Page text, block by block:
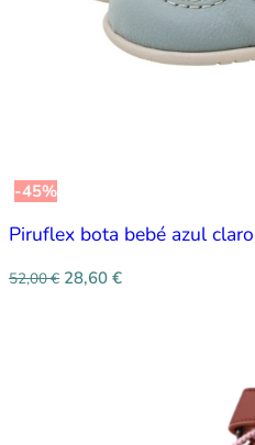
-45%
Piruflex bota bebé azul claro
52,00€ 28,60 €